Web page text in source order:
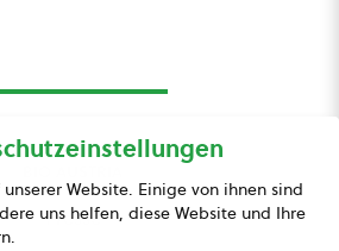
Presse
Website. Einige von ihnen sind
uns helfen, diese Website und Ihre